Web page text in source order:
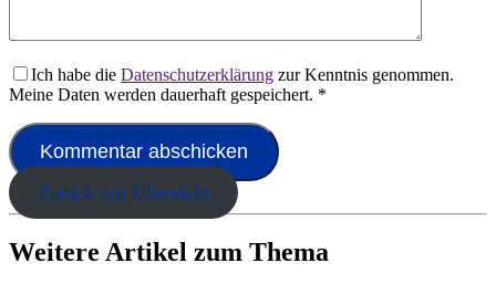
Ich habe die Datenschutzerklärung zur Kenntnis genommen.
Meine Daten werden dauerhaft gespeichert. *
Zurück zur Übersicht
Weitere Artikel zum Thema